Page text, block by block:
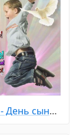
Праздники - День сыновей